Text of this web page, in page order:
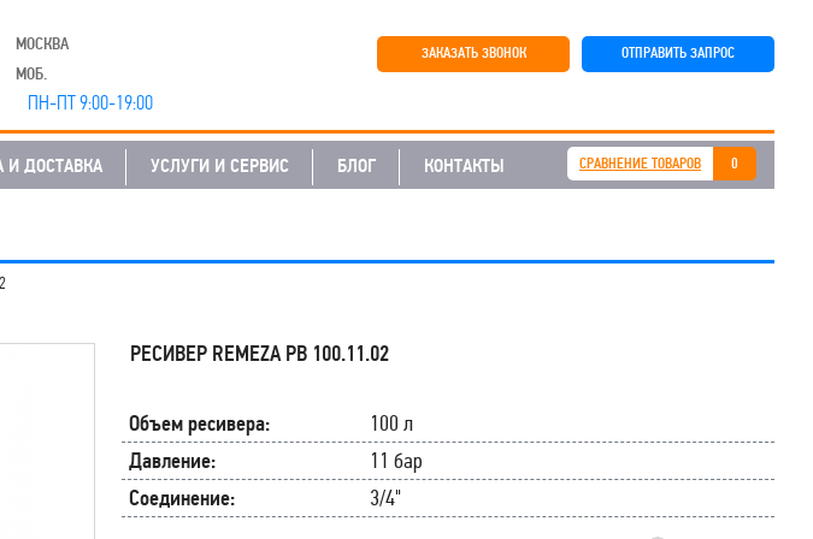
МОСКВА
МОБ.
ПН-ПТ 9:00-19:00
ОТПРАВИТЬ ЗАПРОС
ЗАКАЗАТЬ ЗВОНОК
И ДОСТАВКА УСЛУГИ И СЕРВИС БЛОГ КОНТАКТЫ СРАВНЕНИЕ ТОВАРОВ 0
РЕСИВЕР REMEZA РВ 100.11.02
Объем ресивера:
100 л
Давление:
11 бар
Соединение:
3/4"